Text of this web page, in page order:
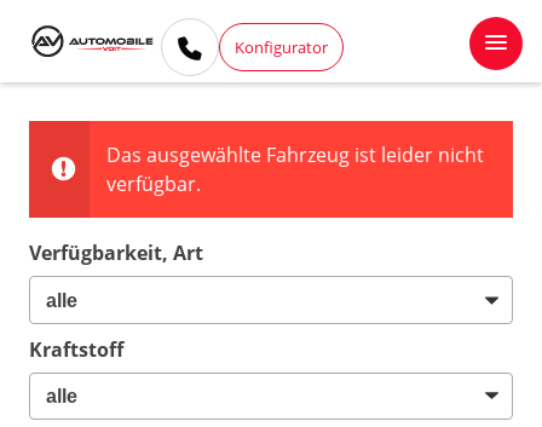
Konfigurator
Das ausgewählte Fahrzeug ist leider nicht
verfügbar.
Verfügbarkeit, Art
Kraftstoff